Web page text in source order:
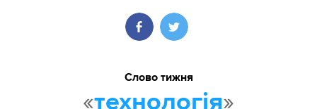
Слово тижня
«технологія»